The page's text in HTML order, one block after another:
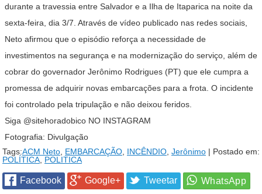
durante a travessia entre Salvador e a Ilha de Itaparica na noite da
sexta-feira, dia 3/7. Através de vídeo publicado nas redes sociais,
Neto afirmou que o episódio reforça a necessidade de
investimentos na segurança e na modernização do serviço, além de
cobrar do governador Jerônimo Rodrigues (PT) que ele cumpra a
promessa de adquirir novas embarcações para a frota. O incidente
foi controlado pela tripulação e não deixou feridos.
Siga @sitehoradobico NO INSTAGRAM
Fotografia: Divulgação
Tags:ACM Neto, EMBARCAÇÃO, INCÊNDIO, Jerônimo | Postado em:
POLÍTICA, POLITICA
Facebook Google+ Tweetar